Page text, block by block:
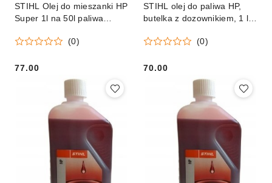
STIHL Olej do mieszanki HP
Super 1l na 50l paliwa
(0)
77.00
STIHL olej do paliwa HP,
butelka z dozownikiem, 1 l
(0)
70.00